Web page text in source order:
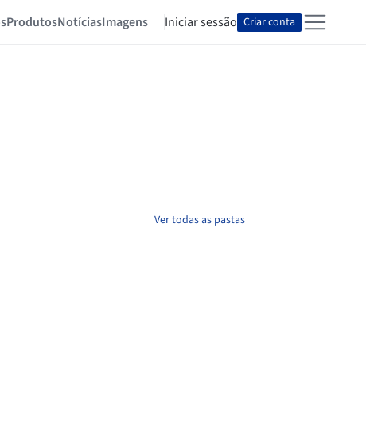
ProdutosNotíciasImagens Iniciar sessão Criar conta
Ver todas as pastas